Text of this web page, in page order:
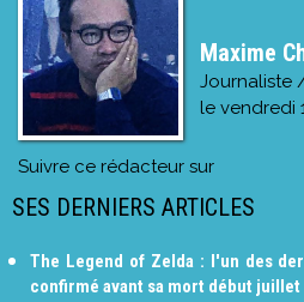
Maxime
Journaliste
le vendredi
Suivre ce rédacteur sur
SES DERNIERS ARTICLES
The Legend of Zelda : l'un des
confirmé avant sa mort début juillet